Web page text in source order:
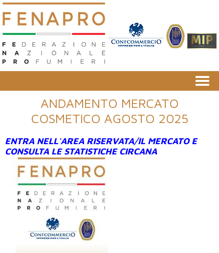
ANDAMENTO MERCATO
COSMETICO AGOSTO 2025
ENTRA NELL'AREA RISERVATA/IL MERCATO E
CONSULTA LE STATISTICHE CIRCANA